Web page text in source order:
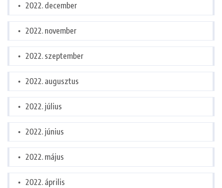
2022. december
2022. november
2022. szeptember
2022. augusztus
2022. július
2022. június
2022. május
2022. április